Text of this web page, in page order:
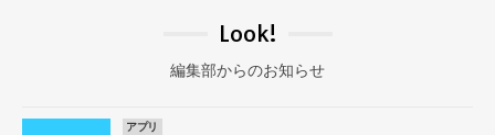
Look!
編集部からのお知らせ
アプリ